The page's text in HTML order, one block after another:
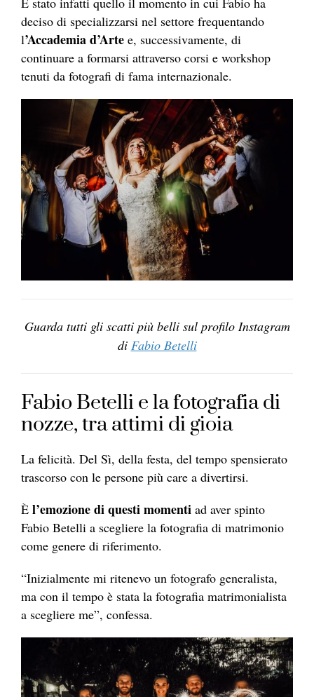
deciso di specializzarsi nel settore frequentando
l’Accademia d’Arte e, successivamente, di
continuare a formarsi attraverso corsi e workshop
tenuti da fotografi di fama internazionale.
Guarda tutti gli scatti più belli sul profilo Instagram
di Fabio Betelli
Fabio Betelli e la fotografia di
nozze, tra attimi di gioia
La felicità. Del Sì, della festa, del tempo spensierato
trascorso con le persone più care a divertirsi.
È l’emozione di questi momenti ad aver spinto
Fabio Betelli a scegliere la fotografia di matrimonio
come genere di riferimento.
“Inizialmente mi ritenevo un fotografo generalista,
ma con il tempo è stata la fotografia matrimonialista
a scegliere me”, confessa.